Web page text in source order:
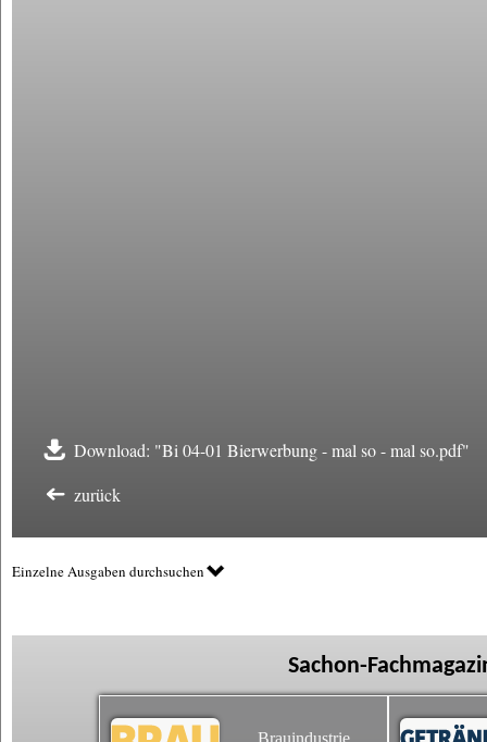
Download: "Bi 04-01 Bierwerbung - mal so - mal so.pdf"
zurück
Einzelne Ausgaben durchsuchen
Sachon-
Brauindustrie